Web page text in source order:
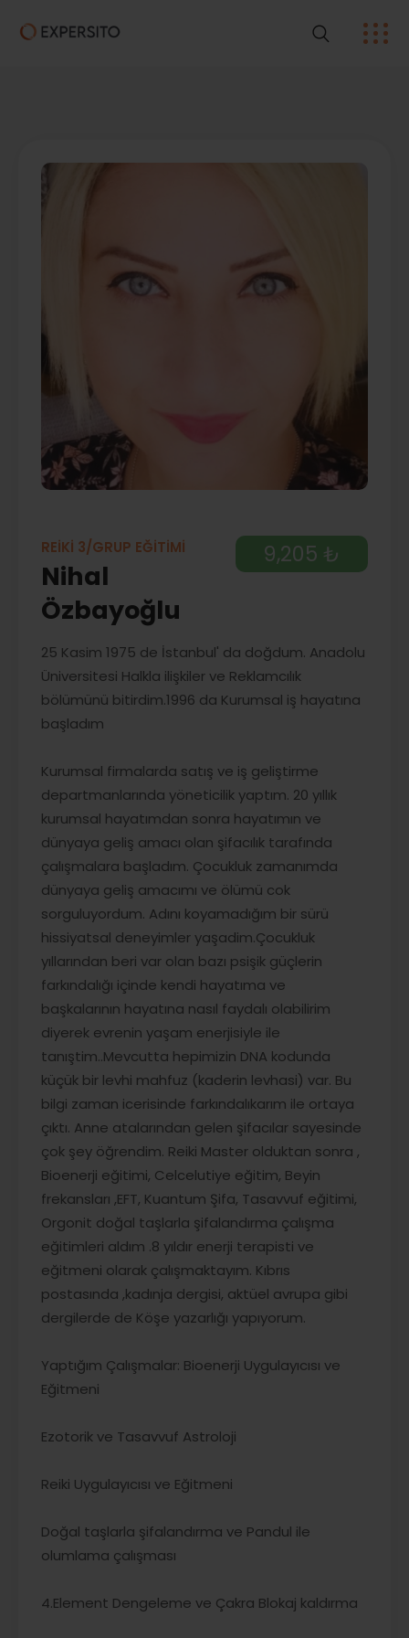
REİKİ 3/GRUP EĞİTİMİ
Nihal
Özbayoğlu
9,205 ₺
25 Kasim 1975 de İstanbul' da doğdum. Anadolu
Üniversitesi Halkla ilişkiler ve Reklamcılık
bölümünü bitirdim.1996 da Kurumsal iş hayatına
başladım
Kurumsal firmalarda satış ve iş geliştirme
departmanlarında yöneticilik yaptım. 20 yıllık
kurumsal hayatımdan sonra hayatımın ve
dünyaya geliş amacı olan şifacılık tarafında
çalışmalara başladım. Çocukluk zamanımda
dünyaya geliş amacımı ve ölümü cok
sorguluyordum. Adını koyamadığım bir sürü
hissiyatsal deneyimler yaşadim.Çocukluk
yıllarından beri var olan bazı psişik güçlerin
farkındalığı içinde kendi hayatıma ve
başkalarının hayatına nasıl faydalı olabilirim
diyerek evrenin yaşam enerjisiyle ile
tanıştim..Mevcutta hepimizin DNA kodunda
küçük bir levhi mahfuz (kaderin levhasi) var. Bu
bilgi zaman icerisinde farkındalıkarım ile ortaya
çıktı. Anne atalarından gelen şifacılar sayesinde
çok şey öğrendim. Reiki Master olduktan sonra ,
Bioenerji eğitimi, Celcelutiye eğitim, Beyin
frekansları ,EFT, Kuantum Şifa, Tasavvuf eğitimi,
Orgonit doğal taşlarla şifalandırma çalışma
eğitimleri aldım .8 yıldır enerji terapisti ve
eğitmeni olarak çalışmaktayım. Kıbrıs
postasında ,kadınja dergisi, aktüel avrupa gibi
dergilerde de Köşe yazarlığı yapıyorum.
Yaptığım Çalışmalar: Bioenerji Uygulayıcısı ve
Eğitmeni
Ezotorik ve Tasavvuf Astroloji
Reiki Uygulayıcısı ve Eğitmeni
Doğal taşlarla şifalandırma ve Pandul ile
olumlama çalışması
4.Element Dengeleme ve Çakra Blokaj kaldırma